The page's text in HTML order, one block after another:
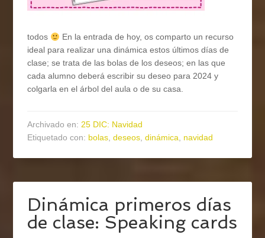
todos
En la entrada de hoy, os comparto un recurso
ideal para realizar una dinámica estos últimos días de
clase; se trata de las bolas de los deseos; en las que
cada alumno deberá escribir su deseo para 2024 y
colgarla en el árbol del aula o de su casa.
Archivado en:25 DIC: Navidad
Etiquetado con: bolas,deseos,dinámica, navidad
Dinámica primeros días
de clase: Speaking cards